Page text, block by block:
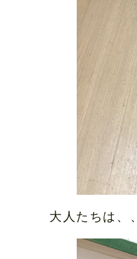
大人たちは、、